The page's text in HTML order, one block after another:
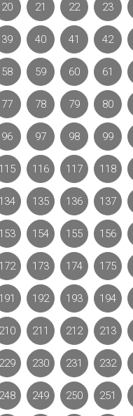
20 21 22 23
39 40 41 42
58 59 60 61
77 78 79 80
96 97 98 99
115 116 117 118
134 135 136 137
153 154 155 156
172 173 174 175
191 192 193 194
210 211 212 213
229 230 231 232
248 249 250 251